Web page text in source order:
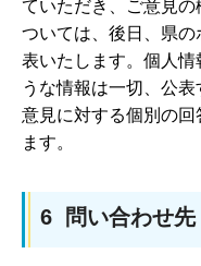
ていただき、ご意見
ついては、後日、県
表いたします。個人
うな情報は一切、公
意見に対する個別の
ます。
6 問い合わせ先